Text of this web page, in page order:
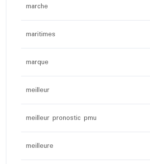
marche
maritimes
marque
meilleur
meilleur pronostic pmu
meilleure